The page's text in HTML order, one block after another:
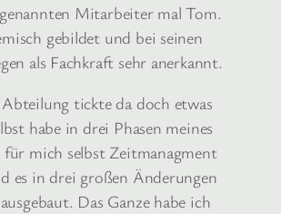
Mitarbeiter mal Tom.
gebildet und bei seinen
als Fachkraft sehr anerkannt.
tickte da doch etwas
habe in drei Phasen meines
für mich selbst Zeitmanagment
es in drei großen Änderungen
Das Ganze habe ich